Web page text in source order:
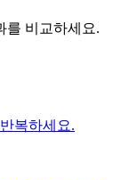
를 비교하세요.
복하세요.